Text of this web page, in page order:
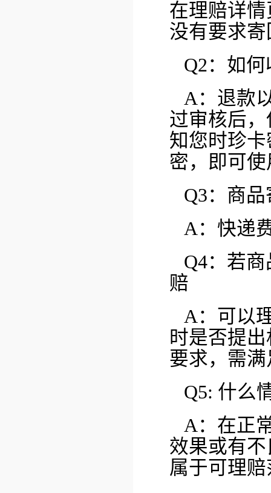
在理赔详
没有要求
Q2：如
A：退款
过审核后
知您时珍
密，即可使
Q3：商
A：快递
Q4：若
赔
A：可以
时是否提
要求，需
Q5: 什么
A：在正
效果或有
属于可理